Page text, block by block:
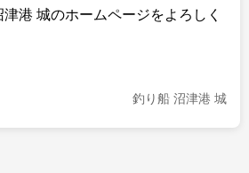
港 城のホームページをよろしく
釣り船 沼津港 城